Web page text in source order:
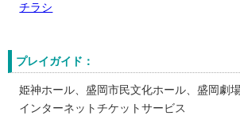
チラシ
プレイガイド：
姫神ホール、盛岡市民文化ホール、盛岡劇
インターネットチケットサービス